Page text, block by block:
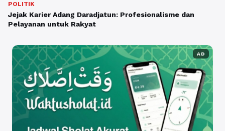
POLITIK
Jejak Karier Adang Daradjatun: Profesionalisme dan
Pelayanan untuk Rakyat
AD